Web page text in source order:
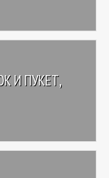
И ПУКЕТ,